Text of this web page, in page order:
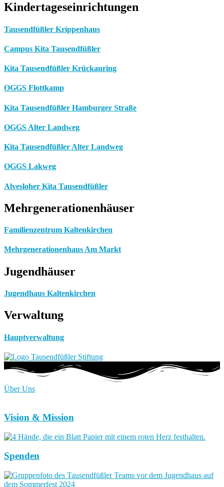
Kindertageseinrichtungen
Tausendfüßler Krippenhaus
Campus Kita Tausendfüßler
Kita Tausendfüßler Krückauring
OGGS Flottkamp
Kita Tausendfüßler Hamburger Straße
OGGS Alter Landweg
Kita Tausendfüßler Alter Landweg
OGGS Lakweg
Alvesloher Kita Tausendfüßler
Mehrgenerationenhäuser
Familienzentrum Kaltenkirchen
Mehrgenerationenhaus Am Markt
Jugendhäuser
Jugendhaus Kaltenkirchen
Verwaltung
Hauptverwaltung
Über Uns
Vision & Mission
Spenden